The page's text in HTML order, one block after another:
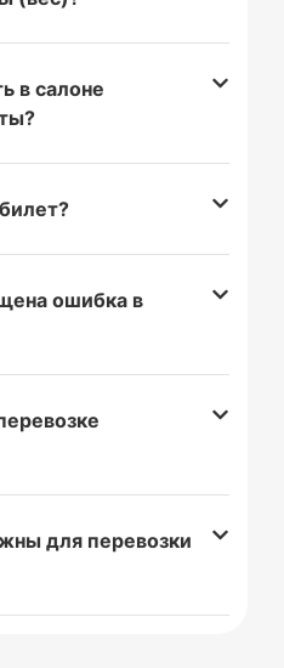
в салоне
ошибка в
для перевозки